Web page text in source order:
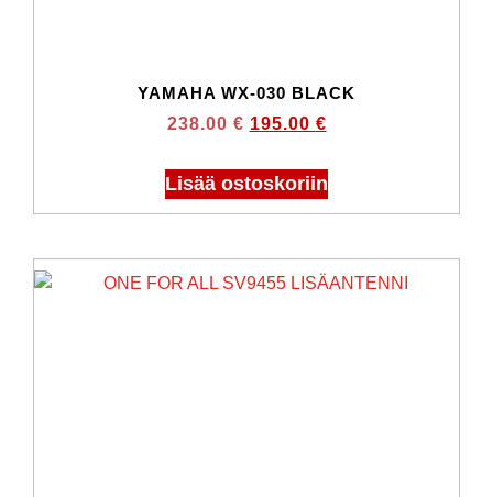
YAMAHA WX-030 BLACK
238.00 € 195.00 €
Lisää ostoskoriin